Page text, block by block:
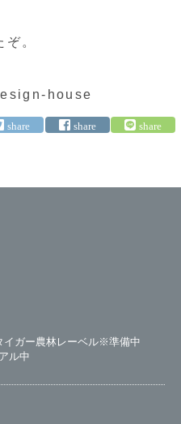
。
house
イガー農林レーベル※準備中
ル中